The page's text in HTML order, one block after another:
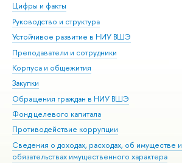
Цифры и факты
Руководство и структура
Устойчивое развитие в НИУ ВШЭ
Преподаватели и сотрудники
Корпуса и общежития
Закупки
Обращения граждан в НИУ ВШЭ
Фонд целевого капитала
Противодействие коррупции
Сведения о доходах, расходах, об имуществе и
обязательствах имущественного характера